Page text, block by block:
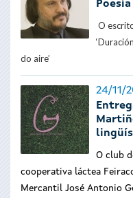
O
do aire’
24/11/
O club
cooperativa láctea
Mercantil José Antonio